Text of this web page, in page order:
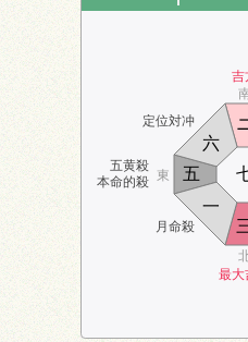
定位対冲
吉
五黄殺
本命的殺
月命殺
最大
東
五
六
一